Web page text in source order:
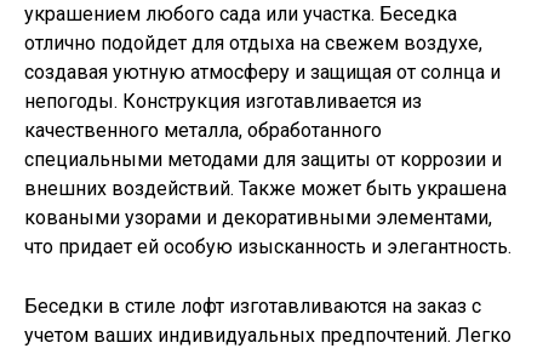
украшением любого сада или участка. Беседка
отлично подойдет для отдыха на свежем воздухе,
создавая уютную атмосферу и защищая от солнца и
непогоды. Конструкция изготавливается из
качественного металла, обработанного
специальными методами для защиты от коррозии и
внешних воздействий. Также может быть украшена
коваными узорами и декоративными элементами,
что придает ей особую изысканность и элегантность.
Беседки в стиле лофт изготавливаются на заказ с
учетом ваших индивидуальных предпочтений. Легко